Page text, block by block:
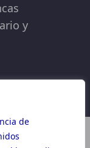
de
y
Resiliencia